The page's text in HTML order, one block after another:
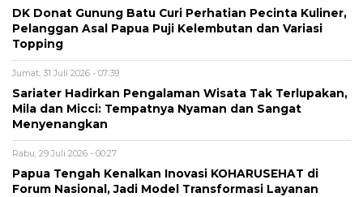
DK Donat Gunung Batu Curi Perhatian Pecinta Kuliner,
Pelanggan Asal Papua Puji Kelembutan dan Variasi
Topping
Jumat, 31 Juli 2026 - 07:39
Sariater Hadirkan Pengalaman Wisata Tak Terlupakan,
Mila dan Micci: Tempatnya Nyaman dan Sangat
Menyenangkan
Rabu, 29 Juli 2026 - 00:27
Papua Tengah Kenalkan Inovasi KOHARUSEHAT di
Forum Nasional, Jadi Model Transformasi Layanan